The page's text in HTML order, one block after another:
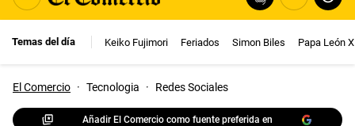
Temas del día Keiko Fujimori Feriados Simon Biles Papa León
El Comercio · Tecnologia · Redes Sociales
Añadir El Comercio como fuente preferida en